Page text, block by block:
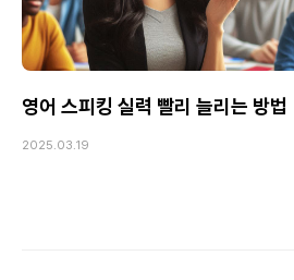
영어 스피킹 실력 빨리 늘리는 방법
2025.03.19